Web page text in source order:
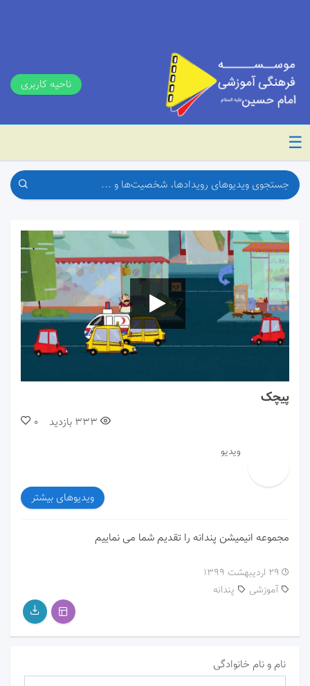
ناحیه کاربری
☰
پیچک
0 333 بازدید
ویدیو
ویدیوهای بیشتر
مجموعه انیمیشن پندانه را تقدیم شما می نماییم
۲۹ اردیبهشت ۱۳۹۹
آموزشی
پندانه
نام و نام خانوادگی